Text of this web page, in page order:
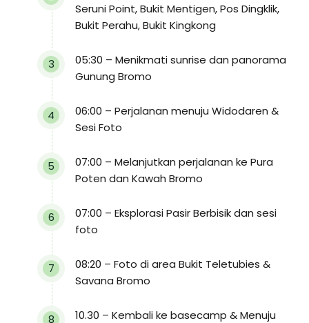
Seruni Point, Bukit Mentigen, Pos Dingklik,
Bukit Perahu, Bukit Kingkong
05:30 – Menikmati sunrise dan panorama
Gunung Bromo
06:00 – Perjalanan menuju Widodaren &
Sesi Foto
07:00 – Melanjutkan perjalanan ke Pura
Poten dan Kawah Bromo
07:00 – Eksplorasi Pasir Berbisik dan sesi
foto
08:20 – Foto di area Bukit Teletubies &
Savana Bromo
10.30 – Kembali ke basecamp & Menuju